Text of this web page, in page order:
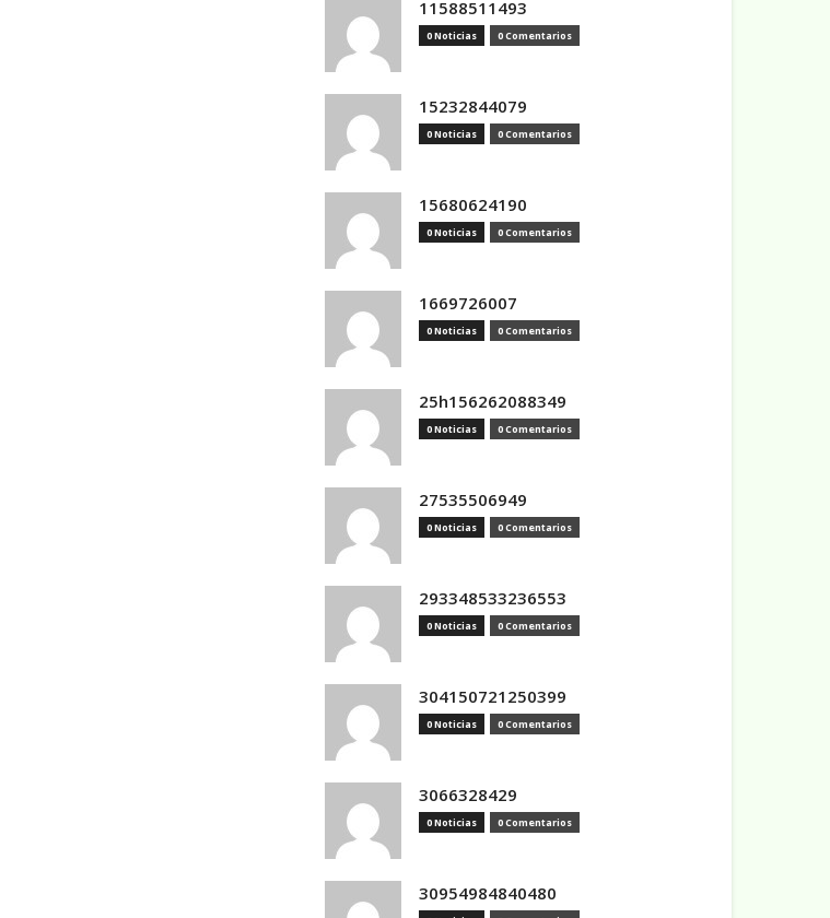
11588511493
0 Noticias 0 Comentarios
15232844079
0 Noticias 0 Comentarios
15680624190
0 Noticias 0 Comentarios
1669726007
0 Noticias 0 Comentarios
25h156262088349
0 Noticias 0 Comentarios
27535506949
0 Noticias 0 Comentarios
293348533236553
0 Noticias 0 Comentarios
304150721250399
0 Noticias 0 Comentarios
3066328429
0 Noticias 0 Comentarios
30954984840480